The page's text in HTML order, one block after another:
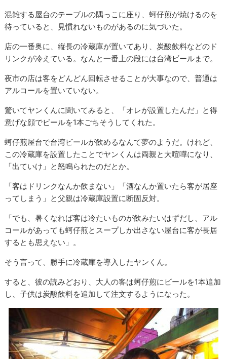
混雑する屋台のテーブルの隅っこに座り、蚵仔煎が焼けるのを
待っていると、見慣れないものがあるのに気づいた。
店の一番奥に、縦長の冷蔵庫が置いてあり、炭酸飲料などのド
リンクが冷えている。なんと一番上の段には台湾ビールまで。
夜市の店は客をどんどん回転させることが大事なので、普通は
アルコールを置いていない。
驚いてヤンくんに聞いてみると、「オレが設置したんだ」と得
意げな顔でビールを1本ごちそうしてくれた。
蚵仔煎屋台で台湾ビールが飲めるなんて夢のようだ。けれど、
この冷蔵庫を設置したことでヤンくんは両親と大喧嘩になり、
「出ていけ」と怒鳴られたのだとか。
「客はドリンクなんか飲まない」「酒なんか置いたら客が居座
ってしまう」と父親は冷蔵庫設置に断固反対。
「でも、暑くなれば客は冷たいものが飲みたいはずだし、アル
コールがあっても蚵仔煎とスープしか出さない屋台に客が長居
するとも思えない」。
そう言って、勝手に冷蔵庫を導入したヤンくん。
すると、彼の読みどおり、大人の客は蚵仔煎にビールを1本追加
し、子供は炭酸飲料を追加して注文するようになった。